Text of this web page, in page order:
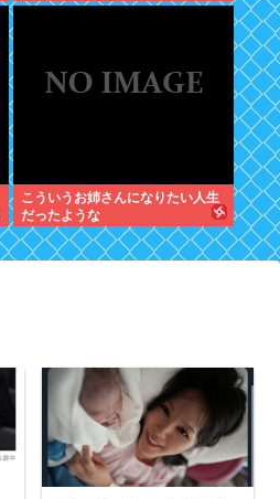
こういうお姉さんになりたい人生
だったような